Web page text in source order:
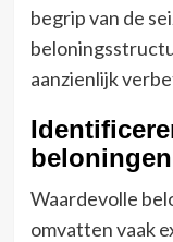
begrip van de
aanzienlijk
Waardevolle
omvatten vaak